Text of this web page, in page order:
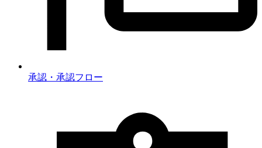
承認・承認フロー